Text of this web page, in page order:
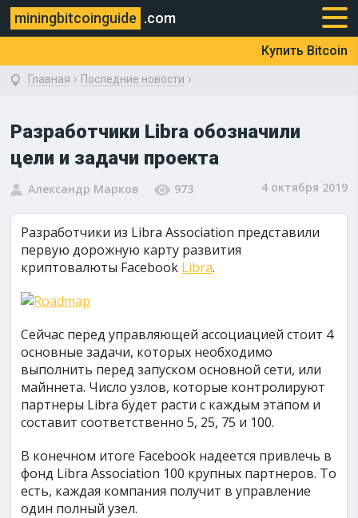
miningbitcoinguide .com
Купить Bitcoin
Главная › Последние новости ›
Разработчики Libra обозначили
цели и задачи проекта
Александр Марков 973 4 октября 2019
Разработчики из Libra Association представили
первую дорожную карту развития
криптовалюты Facebook Libra.
Сейчас перед управляющей ассоциацией стоит 4
основные задачи, которых необходимо
выполнить перед запуском основной сети, или
майннета. Число узлов, которые контролируют
партнеры Libra будет расти с каждым этапом и
составит соответственно 5, 25, 75 и 100.
В конечном итоге Facebook надеется привлечь в
фонд Libra Association 100 крупных партнеров. То
есть, каждая компания получит в управление
один полный узел.